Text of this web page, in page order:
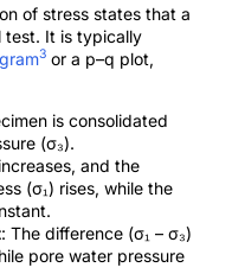
of stress states that a
test. It is typically
3 or a p–q plot,
is consolidated
(σ₃).
and the
(σ₁) rises, while the
: The difference (σ₁ – σ₃)
pore water pressure